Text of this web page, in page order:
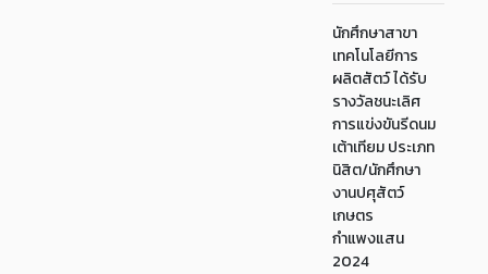
นักศึกษาสาขา
เทคโนโลยีการ
ผลิตสัตว์ ได้รับ
รางวัลชนะเลิศ
การแข่งขันรีดนม
เต้าเทียม ประเภท
นิสิต/นักศึกษา
งานปศุสัตว์
เกษตร
กำแพงแสน
2024